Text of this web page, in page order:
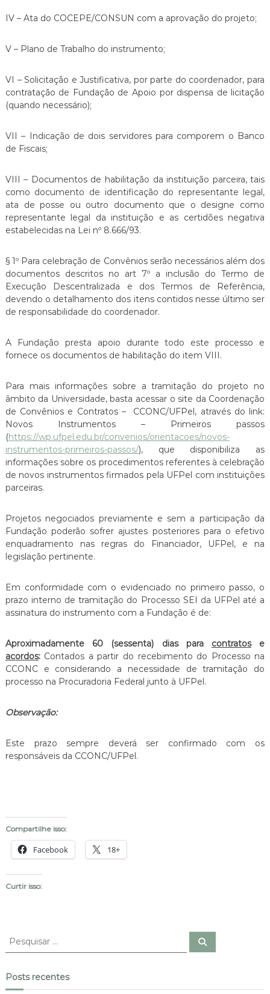
IV – Ata do COCEPE/CONSUN com a aprovação do projeto;
V – Plano de Trabalho do instrumento;
VI – Solicitação e Justificativa, por parte do coordenador, para
contratação de Fundação de Apoio por dispensa de licitação
(quando necessário);
VII – Indicação de dois servidores para comporem o Banco
de Fiscais;
VIII – Documentos de habilitação da instituição parceira, tais
como documento de identificação do representante legal,
ata de posse ou outro documento que o designe como
representante legal da instituição e as certidões negativa
estabelecidas na Lei nº 8.666/93.
§ 1º Para celebração de Convênios serão necessários além dos
documentos descritos no art 7º a inclusão do Termo de
Execução Descentralizada e dos Termos de Referência,
devendo o detalhamento dos itens contidos nesse último ser
de responsabilidade do coordenador.
A Fundação presta apoio durante todo este processo e
fornece os documentos de habilitação do item VIII.
Para mais informações sobre a tramitação do projeto no
âmbito da Universidade, basta acessar o site da Coordenação
de Convênios e Contratos – CCONC/UFPel, através do link:
Novos Instrumentos – Primeiros passos
(https://wp.ufpel.edu.br/convenios/orientacoes/novos-
instrumentos-primeiros-passos/), que disponibiliza as
informações sobre os procedimentos referentes à celebração
de novos instrumentos firmados pela UFPel com instituições
parceiras.
Projetos negociados previamente e sem a participação da
Fundação poderão sofrer ajustes posteriores para o efetivo
enquadramento nas regras do Financiador, UFPel, e na
legislação pertinente.
Em conformidade com o evidenciado no primeiro passo, o
prazo interno de tramitação do Processo SEI da UFPel até a
assinatura do instrumento com a Fundação é de:
Aproximadamente 60 (sessenta) dias para contratose
acordos: Contados a partir do recebimento do Processo na
CCONC e considerando a necessidade de tramitação do
processo na Procuradoria Federal junto à UFPel.
Observação:
Este prazo sempre deverá ser confirmado com os
responsáveis da CCONC/UFPel.
Compartilhe isso:
Facebook 18+
Curtir isso:
P
q
u
P
s
Posts recentes